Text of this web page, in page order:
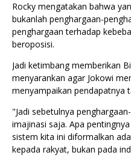
Rocky mengatakan bahwa
bukanlah penghargaan-
penghargaan terhadap
beroposisi.
Jadi ketimbang memberikan
menyarankan agar Jokowi
menyampaikan pendapatnya
"Jadi sebetulnya
imajinasi saja. Apa
sistem kita ini diformalkan
kepada rakyat, bukan pada